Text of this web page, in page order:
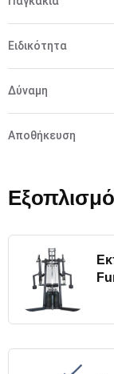
Ειδικότητα
Δύναμη
Αποθήκευση